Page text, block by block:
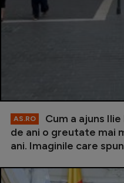
AS.RO
Cum a ajuns
de ani o greutate mai
ani. Imaginile care